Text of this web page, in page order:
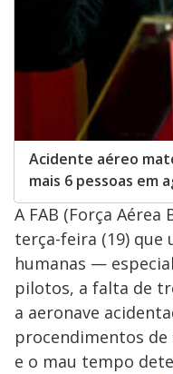
Acidente aéreo
mais 6 pessoas em
A FAB (Força
terça-feira (19) que
humanas —
pilotos, a falta de
a aeronave
procendimentos
e o mau tempo